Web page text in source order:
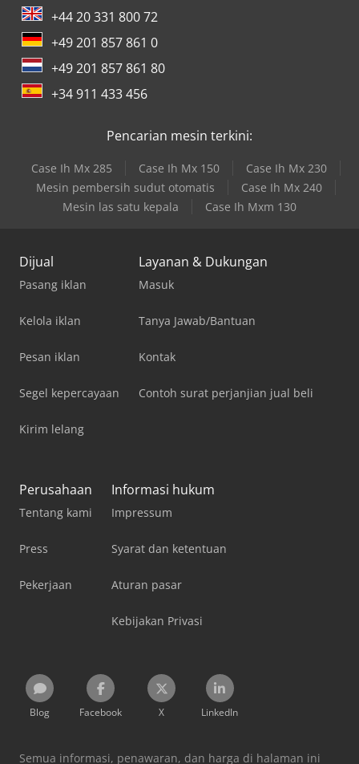
+44 20 331 800 72
+49 201 857 861 0
+49 201 857 861 80
+34 911 433 456
Pencarian mesin terkini:
Case Ih Mx 285 Case Ih Mx 150
Case Ih Mx 230
Mesin pembersih sudut otomatis
Case Ih Mx 240
Mesin las satu kepala
Case Ih Mxm 130
Dijual
Pasang iklan
Kelola iklan
Pesan iklan
Segel kepercayaan
Kirim lelang
Layanan & Dukungan
Masuk
Tanya Jawab/Bantuan
Kontak
Contoh surat perjanjian jual beli
Perusahaan
Tentang kami
Press
Pekerjaan
Informasi hukum
Impressum
Syarat dan ketentuan
Aturan pasar
Kebijakan Privasi
Blog Facebook X LinkedIn
Semua informasi, penawaran, dan harga di halaman ini